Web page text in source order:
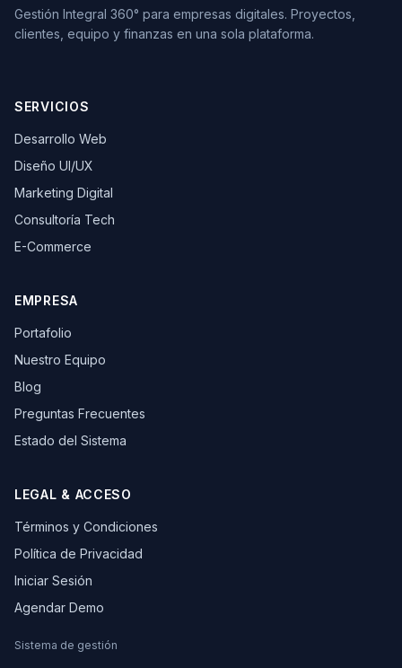
Gestión Integral 360° para empresas digitales. Proyectos,
clientes, equipo y finanzas en una sola plataforma.
SERVICIOS
Desarrollo Web
Diseño UI/UX
Marketing Digital
Consultoría Tech
E-Commerce
EMPRESA
Portafolio
Nuestro Equipo
Blog
Preguntas Frecuentes
Estado del Sistema
LEGAL & ACCESO
Términos y Condiciones
Política de Privacidad
Iniciar Sesión
Agendar Demo
Sistema de gestión